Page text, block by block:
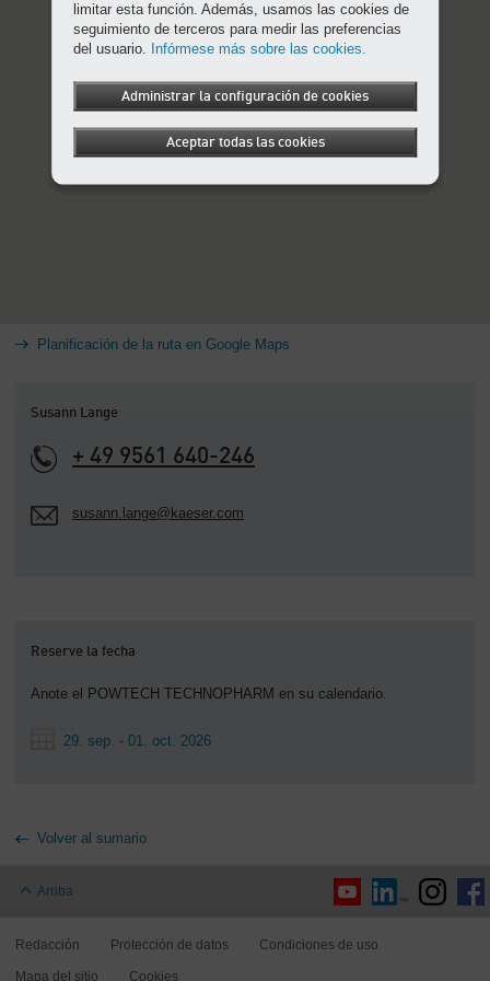
Planificación de la ruta en Google Maps
Susann Lange
+ 49 9561 640-246
susann.lange@kaeser.com
Reserve la fecha
Anote el POWTECH TECHNOPHARM en su calendario.
29. sep. - 01. oct. 2026
Volver al sumario
Arriba
Redacción Protección de datos Condiciones de uso
Mapa del sitio Cookies
limitar esta función. Además, usamos las cookies de
seguimiento de terceros para medir las preferencias
del usuario. Infórmese más sobre las cookies.
Administrar la configuración de cookies
Aceptar todas las cookies